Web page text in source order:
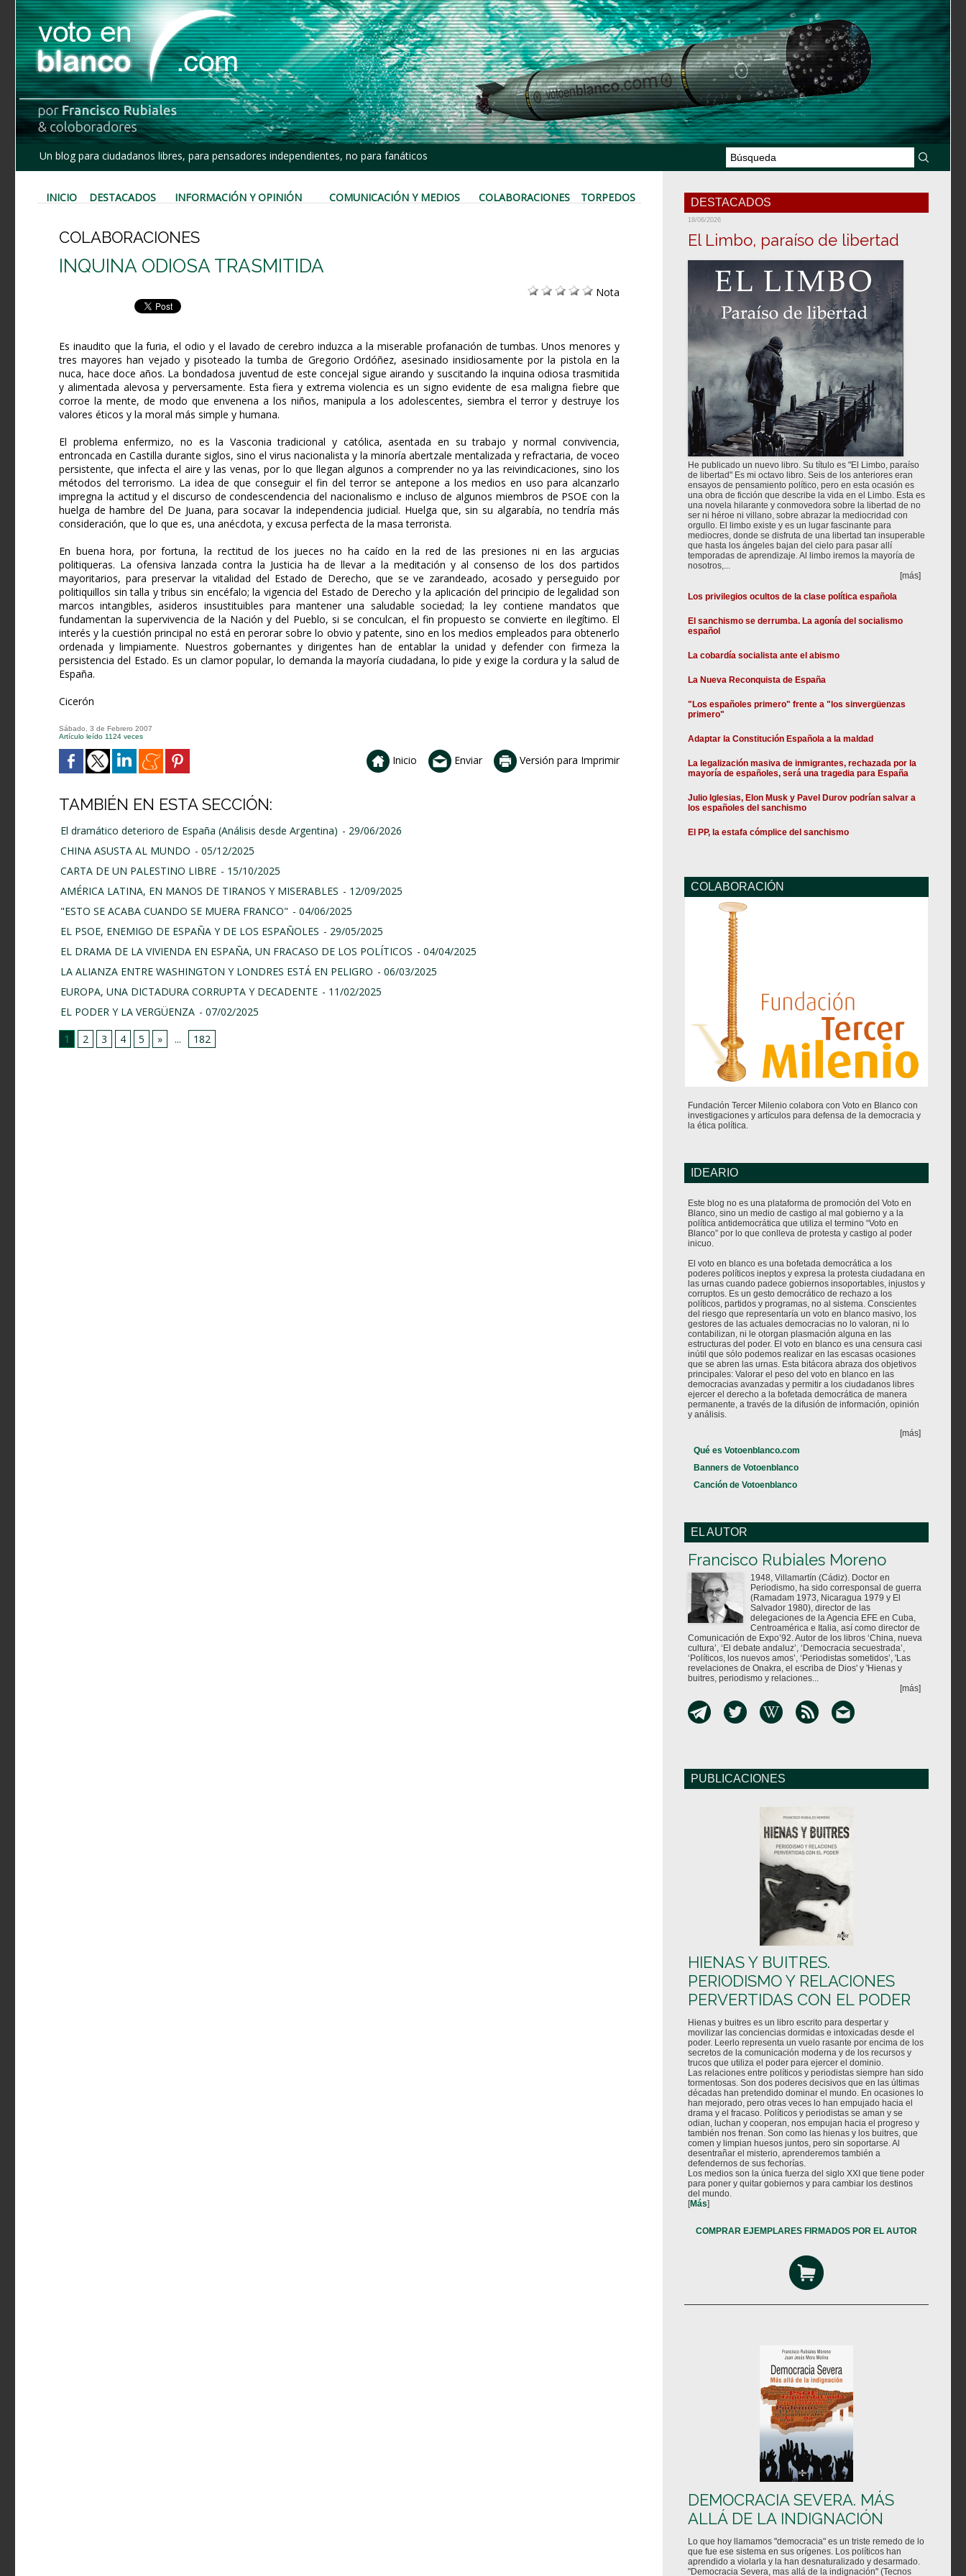
Un blog para ciudadanos libres, para pensadores independientes, no para fanáticos
INICIO DESTACADOS INFORMACIÓN Y OPINIÓN COMUNICACIÓN Y MEDIOS COLABORACIONES TORPEDOS
COLABORACIONES
INQUINA ODIOSA TRASMITIDA
Nota
Es inaudito que la furia, el odio y el lavado de cerebro induzca a la miserable profanación de tumbas. Unos menores y
tres mayores han vejado y pisoteado la tumba de Gregorio Ordóñez, asesinado insidiosamente por la pistola en la
nuca, hace doce años. La bondadosa juventud de este concejal sigue airando y suscitando la inquina odiosa trasmitida
y alimentada alevosa y perversamente. Esta fiera y extrema violencia es un signo evidente de esa maligna fiebre que
corroe la mente, de modo que envenena a los niños, manipula a los adolescentes, siembra el terror y destruye los
valores éticos y la moral más simple y humana.
El problema enfermizo, no es la Vasconia tradicional y católica, asentada en su trabajo y normal convivencia,
entroncada en Castilla durante siglos, sino el virus nacionalista y la minoría abertzale mentalizada y refractaria, de voceo
persistente, que infecta el aire y las venas, por lo que llegan algunos a comprender no ya las reivindicaciones, sino los
métodos del terrorismo. La idea de que conseguir el fin del terror se antepone a los medios en uso para alcanzarlo
impregna la actitud y el discurso de condescendencia del nacionalismo e incluso de algunos miembros de PSOE con la
huelga de hambre del De Juana, para socavar la independencia judicial. Huelga que, sin su algarabía, no tendría más
consideración, que lo que es, una anécdota, y excusa perfecta de la masa terrorista.
En buena hora, por fortuna, la rectitud de los jueces no ha caído en la red de las presiones ni en las argucias
politiqueras. La ofensiva lanzada contra la Justicia ha de llevar a la meditación y al consenso de los dos partidos
mayoritarios, para preservar la vitalidad del Estado de Derecho, que se ve zarandeado, acosado y perseguido por
politiquillos sin talla y tribus sin encéfalo; la vigencia del Estado de Derecho y la aplicación del principio de legalidad son
marcos intangibles, asideros insustituibles para mantener una saludable sociedad; la ley contiene mandatos que
fundamentan la supervivencia de la Nación y del Pueblo, si se conculcan, el fin propuesto se convierte en ilegítimo. El
interés y la cuestión principal no está en perorar sobre lo obvio y patente, sino en los medios empleados para obtenerlo
ordenada y limpiamente. Nuestros gobernantes y dirigentes han de entablar la unidad y defender con firmeza la
persistencia del Estado. Es un clamor popular, lo demanda la mayoría ciudadana, lo pide y exige la cordura y la salud de
España.
Cicerón
Sábado, 3 de Febrero 2007
Artículo leído 1124 veces
Inicio Enviar Versión para Imprimir
TAMBIÉN EN ESTA SECCIÓN:
El dramático deterioro de España (Análisis desde Argentina) - 29/06/2026
CHINA ASUSTA AL MUNDO - 05/12/2025
CARTA DE UN PALESTINO LIBRE - 15/10/2025
AMÉRICA LATINA, EN MANOS DE TIRANOS Y MISERABLES - 12/09/2025
"ESTO SE ACABA CUANDO SE MUERA FRANCO" - 04/06/2025
EL PSOE, ENEMIGO DE ESPAÑA Y DE LOS ESPAÑOLES - 29/05/2025
EL DRAMA DE LA VIVIENDA EN ESPAÑA, UN FRACASO DE LOS POLÍTICOS - 04/04/2025
LA ALIANZA ENTRE WASHINGTON Y LONDRES ESTÁ EN PELIGRO - 06/03/2025
EUROPA, UNA DICTADURA CORRUPTA Y DECADENTE - 11/02/2025
EL PODER Y LA VERGÜENZA - 07/02/2025
1
2 3 4 5 » ... 182
DESTACADOS
18/06/2026
El Limbo, paraíso de libertad
He publicado un nuevo libro. Su título es "El Limbo, paraíso
de libertad" Es mi octavo libro. Seis de los anteriores eran
ensayos de pensamiento político, pero en esta ocasión es
una obra de ficción que describe la vida en el Limbo. Esta es
una novela hilarante y conmovedora sobre la libertad de no
ser ni héroe ni villano, sobre abrazar la mediocridad con
orgullo. El limbo existe y es un lugar fascinante para
mediocres, donde se disfruta de una libertad tan insuperable
que hasta los ángeles bajan del cielo para pasar allí
temporadas de aprendizaje. Al limbo iremos la mayoría de
nosotros,...
[más]
Los privilegios ocultos de la clase política española
El sanchismo se derrumba. La agonía del socialismo
español
La cobardía socialista ante el abismo
La Nueva Reconquista de España
"Los españoles primero" frente a "los sinvergüenzas
primero"
Adaptar la Constitución Española a la maldad
La legalización masiva de inmigrantes, rechazada por la
mayoría de españoles, será una tragedia para España
Julio Iglesias, Elon Musk y Pavel Durov podrían salvar a
los españoles del sanchismo
El PP, la estafa cómplice del sanchismo
COLABORACIÓN
Fundación Tercer Milenio colabora con Voto en Blanco con
investigaciones y artículos para defensa de la democracia y
la ética política.
IDEARIO
Este blog no es una plataforma de promoción del Voto en
Blanco, sino un medio de castigo al mal gobierno y a la
política antidemocrática que utiliza el termino “Voto en
Blanco” por lo que conlleva de protesta y castigo al poder
inicuo.
El voto en blanco es una bofetada democrática a los
poderes políticos ineptos y expresa la protesta ciudadana en
las urnas cuando padece gobiernos insoportables, injustos y
corruptos. Es un gesto democrático de rechazo a los
políticos, partidos y programas, no al sistema. Conscientes
del riesgo que representaría un voto en blanco masivo, los
gestores de las actuales democracias no lo valoran, ni lo
contabilizan, ni le otorgan plasmación alguna en las
estructuras del poder. El voto en blanco es una censura casi
inútil que sólo podemos realizar en las escasas ocasiones
que se abren las urnas. Esta bitácora abraza dos objetivos
principales: Valorar el peso del voto en blanco en las
democracias avanzadas y permitir a los ciudadanos libres
ejercer el derecho a la bofetada democrática de manera
permanente, a través de la difusión de información, opinión
y análisis.
[más]
Qué es Votoenblanco.com
Banners de Votoenblanco
Canción de Votoenblanco
EL AUTOR
Francisco Rubiales Moreno
1948, Villamartín (Cádiz). Doctor en
Periodismo, ha sido corresponsal de guerra
(Ramadam 1973, Nicaragua 1979 y El
Salvador 1980), director de las
delegaciones de la Agencia EFE en Cuba,
Centroamérica e Italia, así como director de
Comunicación de Expo’92. Autor de los libros ‘China, nueva
cultura’, ‘El debate andaluz’, ‘Democracia secuestrada’,
‘Políticos, los nuevos amos’, ‘Periodistas sometidos’, 'Las
revelaciones de Onakra, el escriba de Dios' y 'Hienas y
buitres, periodismo y relaciones...
[más]
PUBLICACIONES
HIENAS Y BUITRES.
PERIODISMO Y RELACIONES
PERVERTIDAS CON EL PODER
Hienas y buitres es un libro escrito para despertar y
movilizar las conciencias dormidas e intoxicadas desde el
poder. Leerlo representa un vuelo rasante por encima de los
secretos de la comunicación moderna y de los recursos y
trucos que utiliza el poder para ejercer el dominio.
Las relaciones entre políticos y periodistas siempre han sido
tormentosas. Son dos poderes decisivos que en las últimas
décadas han pretendido dominar el mundo. En ocasiones lo
han mejorado, pero otras veces lo han empujado hacia el
drama y el fracaso. Políticos y periodistas se aman y se
odian, luchan y cooperan, nos empujan hacia el progreso y
también nos frenan. Son como las hienas y los buitres, que
comen y limpian huesos juntos, pero sin soportarse. Al
desentrañar el misterio, aprenderemos también a
defendernos de sus fechorías.
Los medios son la única fuerza del siglo XXI que tiene poder
para poner y quitar gobiernos y para cambiar los destinos
del mundo.
[Más]
COMPRAR EJEMPLARES FIRMADOS POR EL AUTOR
DEMOCRACIA SEVERA. MÁS
ALLÁ DE LA INDIGNACIÓN
Lo que hoy llamamos "democracia" es un triste remedo de lo
que fue ese sistema en sus orígenes. Los políticos han
aprendido a violarla y la han desnaturalizado y desarmado.
"Democracia Severa, mas allá de la indignación" (Tecnos